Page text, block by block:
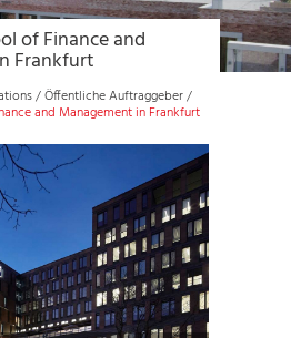
of Finance and
Frankfurt
/Öffentliche Auftraggeber/
and Management in Frankfurt